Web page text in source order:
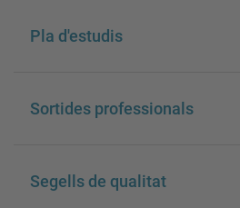
Pla d'estudis
Sortides professionals
Segells de qualitat